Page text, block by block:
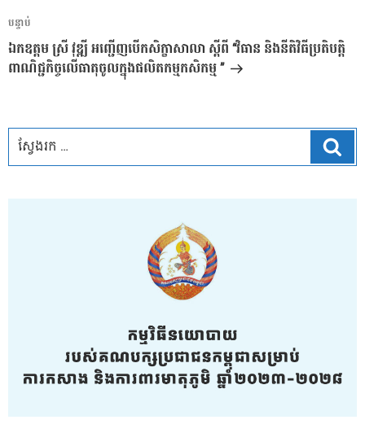
អត្ថបទ
បន្ទាប់
បន្ទាប់
ឯកឧត្តម ស្រី វុឌ្ឍី អញ្ជើញបើកសិក្ខាសាលា ស្តីពី “វិធាន និងនីតិវិធីប្រតិបតិ្ត
ពាណិជ្ជកិច្ចលើធាតុចូលក្នុងផលិតកម្មកសិកម្ម ”